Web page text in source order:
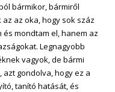
bármikor, bármiről
az oka, hogy sok száz
mondtam el, hanem az
Legnagyobb
vagyok, de bármi
gondolva, hogy ez a
tanító hatását, és